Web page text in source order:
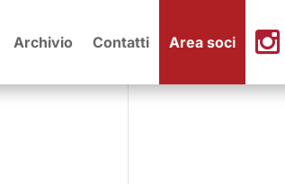
Archivio Contatti Area soci